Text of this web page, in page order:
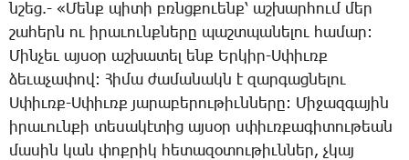
նշեց.- «­Մենք պի­տի բռնցքուենք՝ աշ­խար­հում մեր
շա­հերն ու ի­րա­ւունք­նե­րը պաշտ­պա­նե­լու հա­մար:
­Մին­չեւ այ­սօր աշ­խա­տել ենք Եր­կիր-Ս­փիւռք
ձե­ւա­չա­փով: ­Հի­մա ժա­մա­նակն է զար­գաց­նե­լու
Ս­փիւռք-Ս­փիւռք յա­րա­բե­րու­թիւն­նե­րը: ­Մի­ջազ­գա­յին
ի­րա­ւուն­քի տե­սա­կէ­տից այ­սօր սփիւռ­քա­գի­տու­թեան
մա­սին կան փոք­րիկ հե­տա­զօ­տու­թիւն­ներ, չկայ